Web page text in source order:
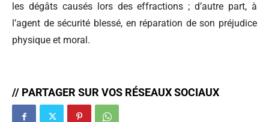
les dégâts causés lors des effractions ; d’autre part, à
l’agent de sécurité blessé, en réparation de son préjudice
physique et moral.
// PARTAGER SUR VOS RÉSEAUX SOCIAUX